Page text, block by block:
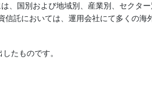
、国別および地域別、産業別、セクタ
託においては、運用会社にて多くの
たものです。